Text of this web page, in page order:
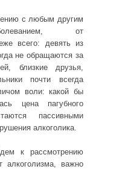
с любым другим
от
всего: девять из
не обращаются за
близкие друзья,
почти всегда
воли: какой бы
цена пагубного
пассивными
алкоголика.
к рассмотрению
алкоголизма, важно